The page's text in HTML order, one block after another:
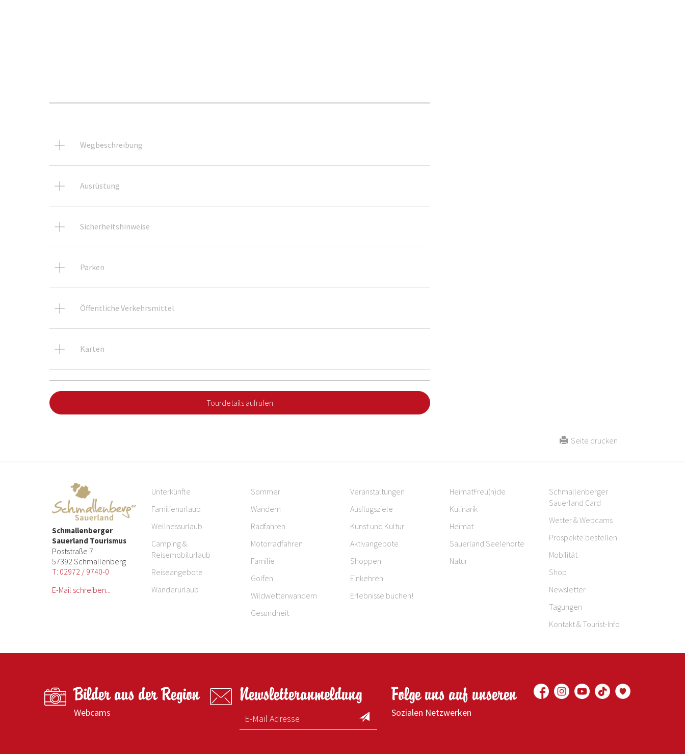
Wegbeschreibung
Ausrüstung
Sicherheitshinweise
Parken
Öffentliche Verkehrsmittel
Karten
Tourdetails aufrufen
Seite drucken
Schmallenberger
Sauerland Tourismus
Poststraße 7
57392 Schmallenberg
T: 02972 / 9740-0
E-Mail schreiben...
Unterkünfte
Familienurlaub
Wellnessurlaub
Camping &
Reisemobilurlaub
Reiseangebote
Wanderurlaub
Sommer
Wandern
Radfahren
Motorradfahren
Familie
Golfen
Wildwetterwandern
Gesundheit
Veranstaltungen
Ausflugsziele
Kunst und Kultur
Aktivangebote
Shoppen
Einkehren
Erlebnisse buchen!
HeimatFreu(n)de
Kulinarik
Heimat
Sauerland Seelenorte
Natur
Schmallenberger
Sauerland Card
Wetter & Webcams
Prospekte bestellen
Mobilität
Shop
Newsletter
Tagungen
Kontakt & Tourist-Info
Bilder aus der Region
Webcams
Newsletteranmeldung Folge uns auf unseren
Sozialen Netzwerken